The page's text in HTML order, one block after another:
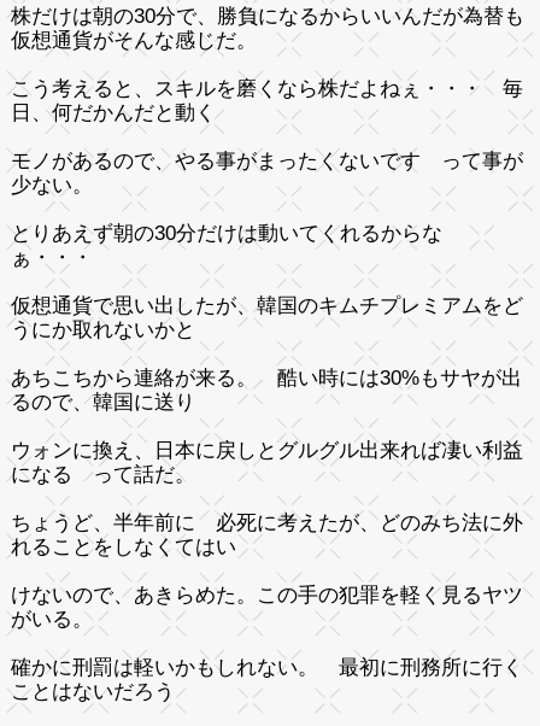
株だけは朝の30分で、勝負になるからいいんだが為替も
仮想通貨がそんな感じだ。
こう考えると、スキルを磨くなら株だよねぇ・・・ 毎
日、何だかんだと動く
モノがあるので、やる事がまったくないです って事が
少ない。
とりあえず朝の30分だけは動いてくれるからな
ぁ・・・
仮想通貨で思い出したが、韓国のキムチプレミアムをど
うにか取れないかと
あちこちから連絡が来る。 酷い時には30%もサヤが出
るので、韓国に送り
ウォンに換え、日本に戻しとグルグル出来れば凄い利益
になる って話だ。
ちょうど、半年前に 必死に考えたが、どのみち法に外
れることをしなくてはい
けないので、あきらめた。この手の犯罪を軽く見るヤツ
がいる。
確かに刑罰は軽いかもしれない。 最初に刑務所に行く
ことはないだろう